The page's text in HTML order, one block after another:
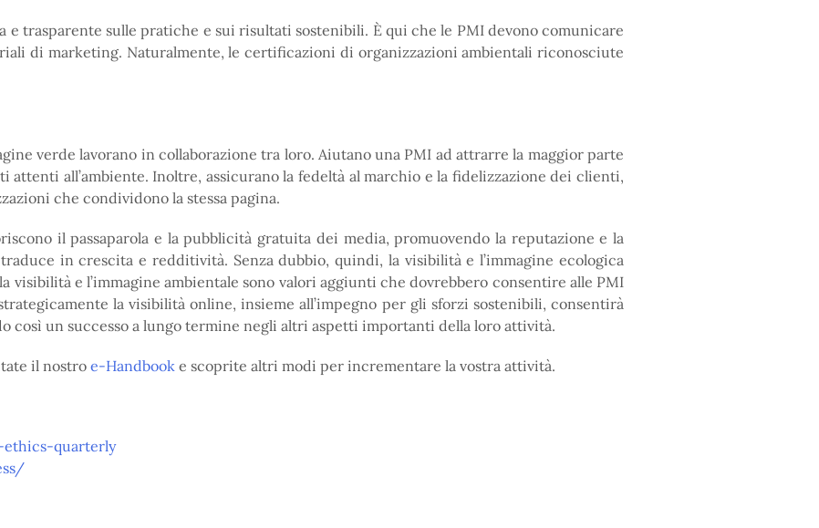
e trasparente sulle pratiche e sui risultati sostenibili. È qui che le PMI devono comunicare
di marketing. Naturalmente, le certificazioni di organizzazioni ambientali riconosciute
verde lavorano in collaborazione tra loro. Aiutano una PMI ad attrarre la maggior parte
all’ambiente. Inoltre, assicurano la fedeltà al marchio e la fidelizzazione dei clienti,
che condividono la stessa pagina.
il passaparola e la pubblicità gratuita dei media, promuovendo la reputazione e la
in crescita e redditività. Senza dubbio, quindi, la visibilità e l’immagine ecologica
visibilità e l’immagine ambientale sono valori aggiunti che dovrebbero consentire alle PMI
la visibilità online, insieme all’impegno per gli sforzi sostenibili, consentirà
un successo a lungo termine negli altri aspetti importanti della loro attività.
il nostro e-Handbook e scoprite altri modi per incrementare la vostra attività.
quarterly